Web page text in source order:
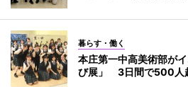
暮らす・働く
本庄第一中高美術部が
び展」 3日間で500人